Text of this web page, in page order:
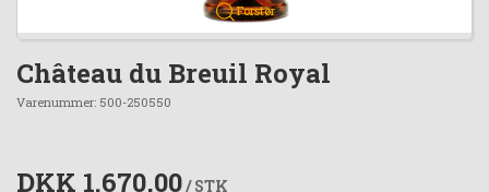
Forstør
Château du Breuil Royal
Varenummer: 500-250550
DKK 1.670,00/ STK